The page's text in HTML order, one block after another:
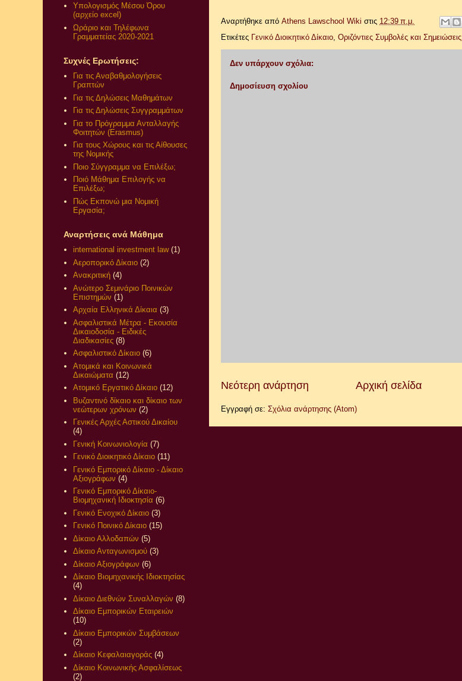
Αναρτήθηκε από Athens Lawschool Wiki στις 12:39 π.μ.
Ετικέτες Γενικό Διοικητικό Δίκαιο, Οριζόντιες Συμβολές και Σημειώσεις
Δεν υπάρχουν σχόλια:
Δημοσίευση σχολίου
Νεότερη ανάρτηση Αρχική σελίδα
Εγγραφή σε: Σχόλια ανάρτησης (Atom)
Υπολογισμός Μέσου Όρου
(αρχείο excel)
Ωράριο και Τηλέφωνα
Γραμματείας 2020-2021
Συχνές Ερωτήσεις:
Για τις Αναβαθμολογήσεις
Γραπτών
Για τις Δηλώσεις Μαθημάτων
Για τις Δηλώσεις Συγγραμμάτων
Για το Πρόγραμμα Ανταλλαγής
Φοιτητών (Erasmus)
Για τους Χώρους και τις Αίθουσες
της Νομικής
Ποιο Σύγγραμμα να Επιλέξω;
Ποιό Μάθημα Επιλογής να
Επιλέξω;
Πώς Εκπονώ μια Νομική
Εργασία;
Αναρτήσεις ανά Μάθημα
international investment law (1)
Αεροπορικό Δίκαιο (2)
Ανακριτική (4)
Ανώτερο Σεμινάριο Ποινικών
Επιστημών (1)
Αρχαία Ελληνικά Δίκαια (3)
Ασφαλιστικά Μέτρα - Εκουσία
Δικαιοδοσία - Ειδικές
Διαδικασίες (8)
Ασφαλιστικό Δίκαιο (6)
Ατομικά και Κοινωνικά
Δικαιώματα (12)
Ατομικό Εργατικό Δίκαιο (12)
Βυζαντινό δίκαιο και δίκαιο των
νεώτερων χρόνων (2)
Γενικές Αρχές Αστικού Δικαίου
(4)
Γενική Κοινωνιολογία (7)
Γενικό Διοικητικό Δίκαιο (11)
Γενικό Εμπορικό Δίκαιο - Δίκαιο
Αξιογράφων (4)
Γενικό Εμπορικό Δίκαιο-
Βιομηχανική Ιδιοκτησία (6)
Γενικό Ενοχικό Δίκαιο (3)
Γενικό Ποινικό Δίκαιο (15)
Δίκαιο Αλλοδαπών (5)
Δίκαιο Ανταγωνισμού (3)
Δίκαιο Αξιογράφων (6)
Δίκαιο Βιομηχανικής Ιδιοκτησίας
(4)
Δίκαιο Διεθνών Συναλλαγών (8)
Δίκαιο Εμπορικών Εταιρειών
(10)
Δίκαιο Εμπορικών Συμβάσεων
(2)
Δίκαιο Κεφαλαιαγοράς (4)
Δίκαιο Κοινωνικής Ασφαλίσεως
(2)